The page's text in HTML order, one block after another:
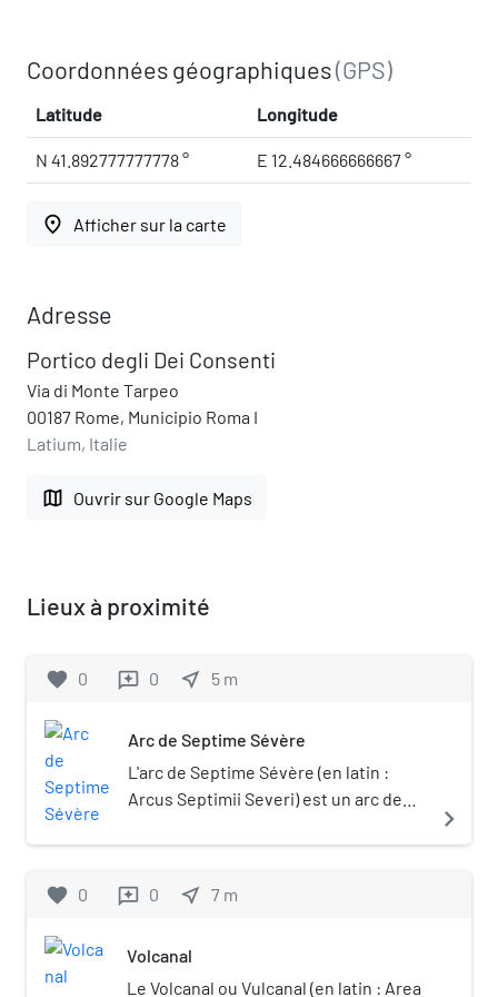
Coordonnées géographiques(GPS)
Latitude Longitude
N 41.892777777778 ° E 12.484666666667 °
place Afficher sur la carte
Adresse
Portico degli Dei Consenti
Via di Monte Tarpeo
00187 Rome, Municipio Roma I
Latium, Italie
map Ouvrir sur Google Maps
Lieux à proximité
favorite 0 reviews 0 near_me 5 m
Arc de Septime Sévère
L'arc de Septime Sévère (en latin :
Arcus Septimii Severi) est un arc de
Romain de Rome.
navigate_next
favorite 0 reviews 0 near_me 7 m
Volcanal
Le Volcanal ou Vulcanal (en latin : Area